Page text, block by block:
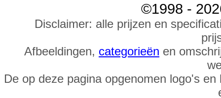
©1998 -
Disclaimer: alle prijzen en
Afbeeldingen, categorieën en
De op deze pagina opgenomen logo's